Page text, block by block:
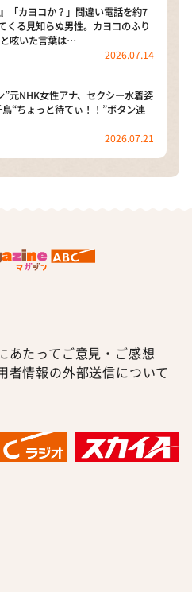
「カヨコか？」間違い電話を約7
くる見知らぬ男性。カヨコのふり
呟いた言葉は…
2026.07.14
”元NHK女性アナ、セクシー水着姿
“ちょっと待てぃ！！”ボタン連
2026.07.21
あたって ご意見・ご感想
者情報の外部送信について